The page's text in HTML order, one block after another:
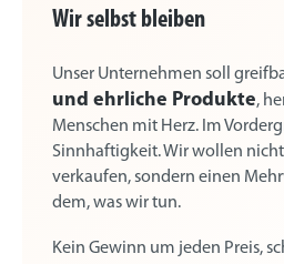
Wir selbst bleiben
Unser Unternehmen soll
und ehrliche Produkte,
Menschen mit Herz. Im
Sinnhaftigkeit. Wir wollen
verkaufen, sondern einen
dem, was wir tun.
Kein Gewinn um jeden Preis,